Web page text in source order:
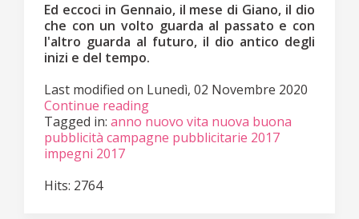
Ed eccoci in Gennaio, il mese di Giano, il dio
che con un volto guarda al passato e con
l'altro guarda al futuro, il dio antico degli
inizi e del tempo.
Last modified on Lunedì, 02 Novembre 2020
Continue reading
Tagged in: anno nuovo vita nuova buona
pubblicità campagne pubblicitarie 2017
impegni 2017
Hits: 2764